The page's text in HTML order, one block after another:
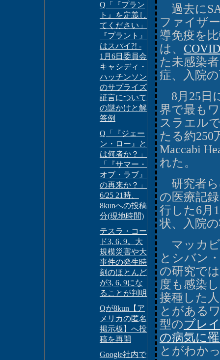
Q「『プラン
ト』を定義し
てください」
『プラント』
はスパイ?! -
1月6日委員会
キャシディ・
ハッチンソン
のサプライズ
証言について
の謎かけと解
答例
Q「『ジェー
ン・ロー』と
は何者か？」
「『サマー・
オブ・ラブ』
の再来か？」
6/25 21時、
8kunへの投稿
分(現地時間)
テスラ・コー
ド3, 6, 9。大
規模災害や大
事件の発生時
刻のほとんど
が3, 6, 9にな
ることが判明
Qが8kun【ア
メリカの匿名
掲示板】へ投
稿を再開
Google社内で
過去に
ファイザ
導免疫を
は、
た未感染
症、入院
8月25日
界で最も
スラエル
たる約250
Maccabi
れた。
研究者ら
の医療記
行した6月
状、入院
マッカビ
とシバン
の研究で
度も感染
接種した
とがある
型のブレ
の病気に
とがわか